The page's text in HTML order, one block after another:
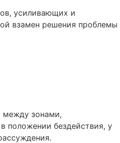
усиливающих и
взамен решения проблемы
между зонами,
положении бездействия, у